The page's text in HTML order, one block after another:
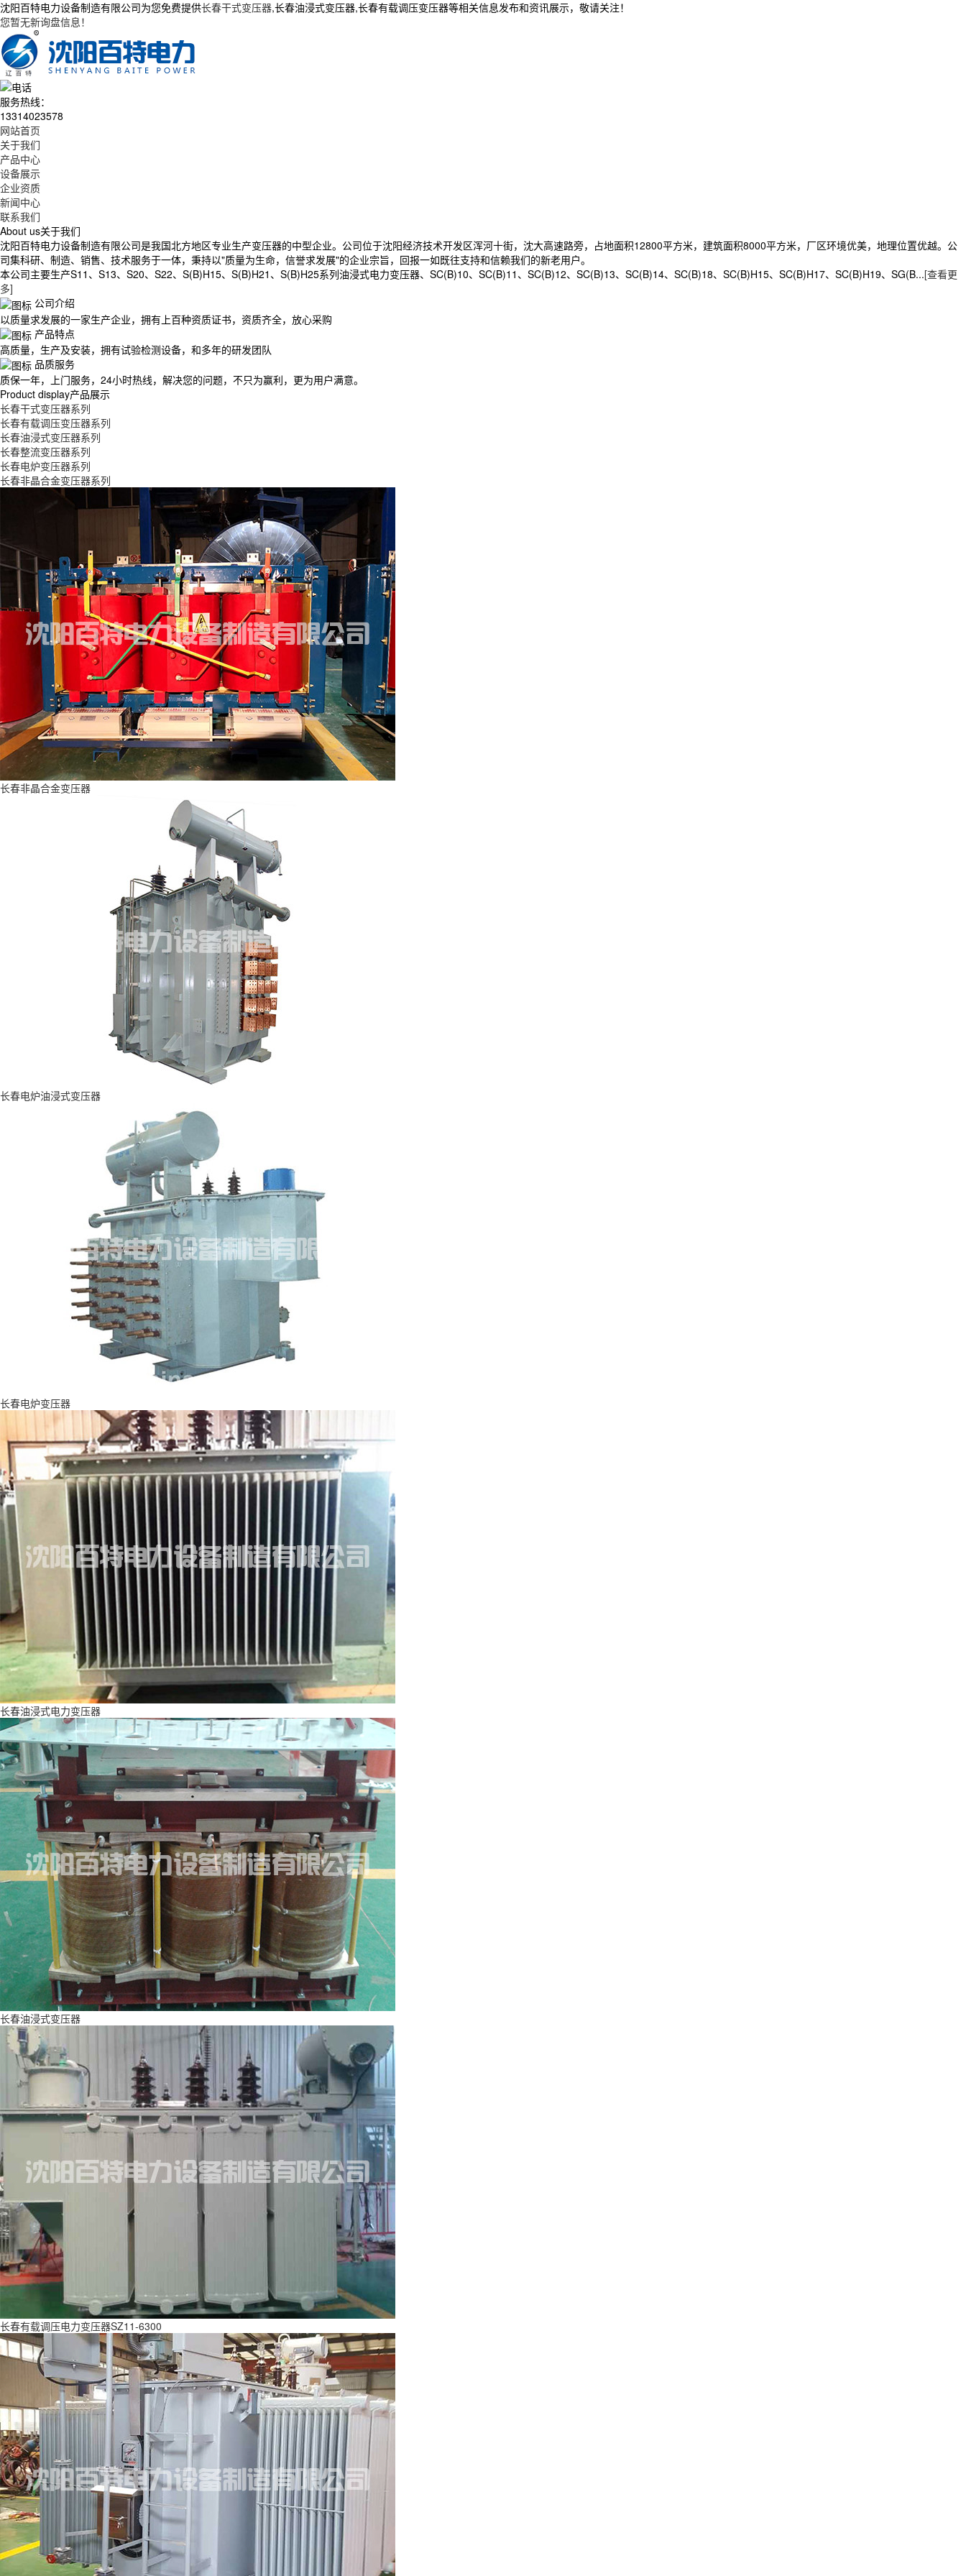
沈阳百特电力设备制造有限公司为您免费提供长春干式变压器,长春油浸式变压器,长春有载调压变压器等相关信息发布和资讯展示，敬请关注！
您暂无新询盘信息！
服务热线：
13314023578
网站首页
关于我们
产品中心
设备展示
企业资质
新闻中心
联系我们
About us关于我们
沈阳百特电力设备制造有限公司是我国北方地区专业生产变压器的中型企业。公司位于沈阳经济技术开发区浑河十街，沈大高速路旁，占地面积12800平方米，建筑面积8000平方米，厂区环境优美，地理位置优越。公
司集科研、制造、销售、技术服务于一体，秉持以"质量为生命，信誉求发展"的企业宗旨，回报一如既往支持和信赖我们的新老用户。
本公司主要生产S11、S13、S20、S22、S(B)H15、S(B)H21、S(B)H25系列油浸式电力变压器、SC(B)10、SC(B)11、SC(B)12、SC(B)13、SC(B)14、SC(B)18、SC(B)H15、SC(B)H17、SC(B)H19、SG(B...[查看更
多]
公司介绍
以质量求发展的一家生产企业，拥有上百种资质证书，资质齐全，放心采购
产品特点
高质量，生产及安装，拥有试验检测设备，和多年的研发团队
品质服务
质保一年，上门服务，24小时热线，解决您的问题，不只为赢利，更为用户满意。
Product display产品展示
长春干式变压器系列
长春有载调压变压器系列
长春油浸式变压器系列
长春整流变压器系列
长春电炉变压器系列
长春非晶合金变压器系列
长春非晶合金变压器
长春电炉油浸式变压器
长春电炉变压器
长春油浸式电力变压器
长春油浸式变压器
长春有载调压电力变压器SZ11-6300